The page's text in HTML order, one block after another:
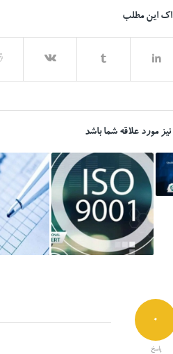
این مطلب
مورد علاقه شما باشد
0
پاسخ